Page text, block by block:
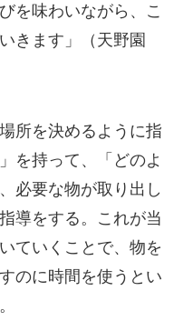
を味わいながら、こ
きます」（天野園
所を決めるように指
を持って、「どのよ
必要な物が取り出し
導をする。これが当
ていくことで、物を
のに時間を使うとい